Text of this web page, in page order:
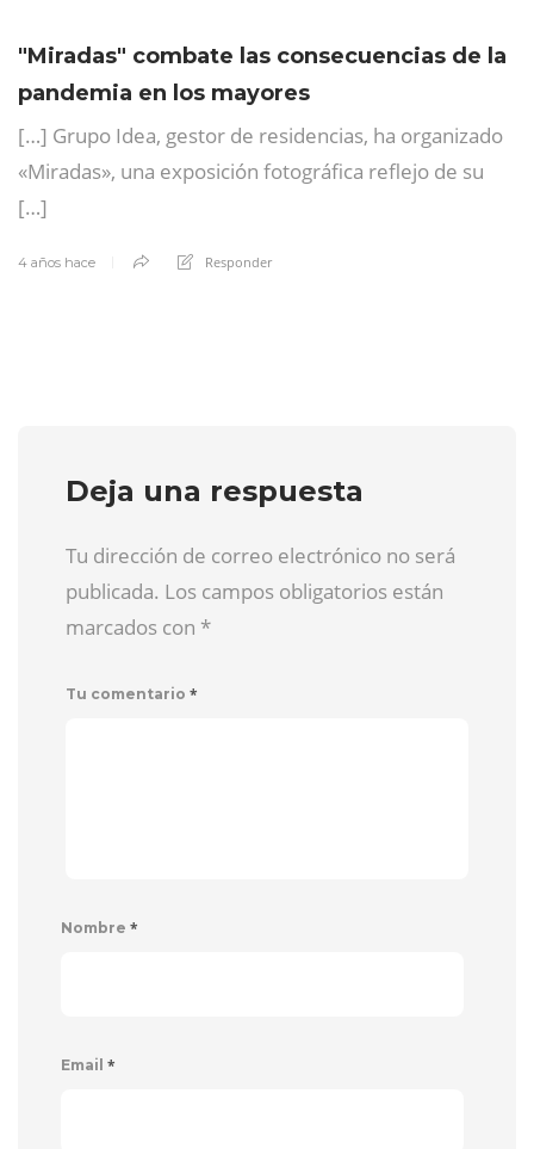
"Miradas" combate las consecuencias de la
pandemia en los mayores
[…] Grupo Idea, gestor de residencias, ha organizado
«Miradas», una exposición fotográfica reflejo de su
[…]
4 años hace Responder
Deja una respuesta
Tu dirección de correo electrónico no será
publicada. Los campos obligatorios están
marcados con *
Tu comentario *
Nombre *
Email *